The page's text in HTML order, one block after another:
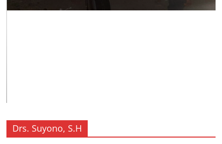
Drs. Suyono, S.H